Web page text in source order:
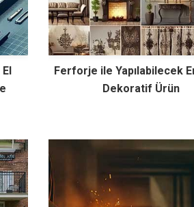
Ferforje ile Yapılabilecek
Dekoratif Ürün